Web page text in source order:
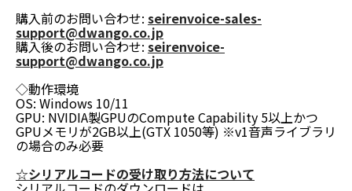
購入前のお問い合わせ: seirenvoice-sales-
support@dwango.co.jp
購入後のお問い合わせ: seirenvoice-
support@dwango.co.jp
◇動作環境
OS: Windows 10/11
GPU: NVIDIA製GPUのCompute Capability 5以上かつ
GPUメモリが2GB以上(GTX 1050等) ※v1音声ライブラリ
の場合のみ必要
☆シリアルコードの受け取り方法について